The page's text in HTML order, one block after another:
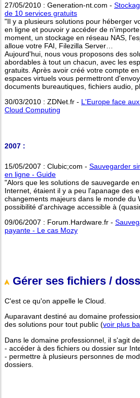
27/05/2010 : Generation-nt.com -
de 10 services gratuits
"Il y a plusieurs solutions pour héberger
en ligne et pouvoir y accéder de
moment, un stockage en réseau NAS,
alloue votre FAI, Filezilla Server…
Aujourd'hui, nous vous proposons des
abordables à tout un chacun, avec les
gratuits. Après avoir créé votre compte
espaces virtuels vous permettront
documents bureautiques, fichiers audio,
30/03/2010 : ZDNet.fr - L'Europe face
Cloud Computing
2007 :
15/05/2007 : Clubic;com - Sauvegarder
en ligne - Guide
"Alors que les solutions de sauvegarde
Internet, étaient il y a peu l'apanage des
changements majeurs dans le monde du
possibilité d'archivage accessible à
09/06/2007 : Forum.Hardware.fr -
payante - Le cas Mozy
Gérer ses fichiers /
C'est ce qu'on appelle le Cloud.
Auparavant destiné au domaine
des solutions pour tout public (voir plus
Dans le domaine professionnel, il s'agit
- accéder à des fichiers ou dossier sur
- permettre à plusieurs personnes de
dossiers.